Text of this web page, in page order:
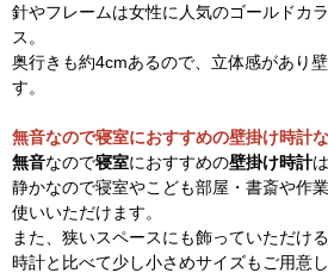
針やフレームは女性に人気のゴールドカ
ス。
奥行きも約4cmあるので、立体感があり
す。
無音なので寝室におすすめの壁掛け時計
無音なので寝室におすすめの壁掛け時計
静かなので寝室やこども部屋・書斎や作
使いいただけます。
また、狭いスペースにも飾っていただけ
時計と比べて少し小さめサイズもご用意し